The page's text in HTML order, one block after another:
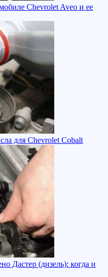
Chevrolet Aveo и ее
для Chevrolet Cobalt
Дастер (дизель): когда и